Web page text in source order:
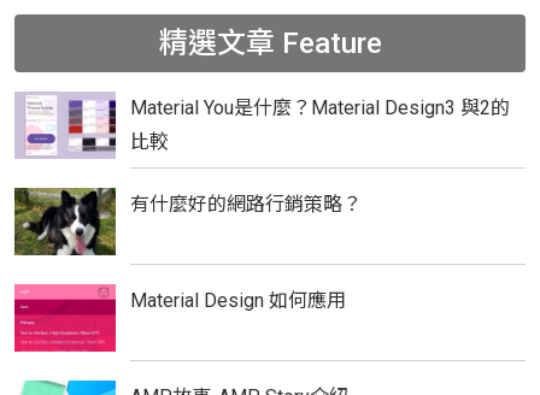
精選文章 Feature
Material You是什麼？Material Design3 與2的
比較
有什麼好的網路行銷策略？
Material Design 如何應用